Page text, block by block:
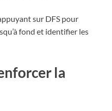
sur DFS pour
fond et identifier les
la